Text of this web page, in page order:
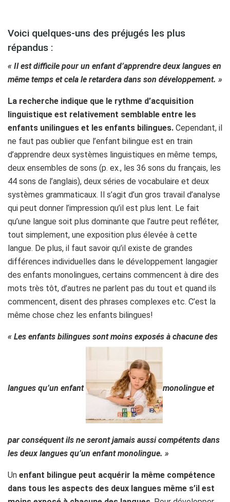
Voici quelques-uns des préjugés les plus
répandus :
« Il est difficile pour un enfant d’apprendre deux langues en
même temps et cela le retardera dans son développement. »
La recherche indique que le rythme d’acquisition
linguistique est relativement semblable entre les
enfants unilingues et les enfants bilingues. Cependant, il
ne faut pas oublier que l’enfant bilingue est en train
d’apprendre deux systèmes linguistiques en même temps,
deux ensembles de sons (p. ex., les 36 sons du français, les
44 sons de l’anglais), deux séries de vocabulaire et deux
systèmes grammaticaux. Il s’agit d’un gros travail d’analyse
qui peut donner l’impression qu’il est plus lent. Le fait
qu’une langue soit plus dominante que l’autre peut refléter,
tout simplement, une exposition plus élevée à cette
langue. De plus, il faut savoir qu’il existe de grandes
différences individuelles dans le développement langagier
des enfants monolingues, certains commencent à dire des
mots très tôt, d’autres ne parlent pas du tout et quand ils
commencent, disent des phrases complexes etc. C’est la
même chose chez les enfants bilingues!
« Les enfants bilingues sont moins exposés à chacune des
langues qu’un enfant monolingue et
par conséquent ils ne seront jamais aussi compétents dans
les deux langues qu’un enfant monolingue. »
Un enfant bilingue peut acquérir la même compétence
dans tous les aspects des deux langues même s’il est